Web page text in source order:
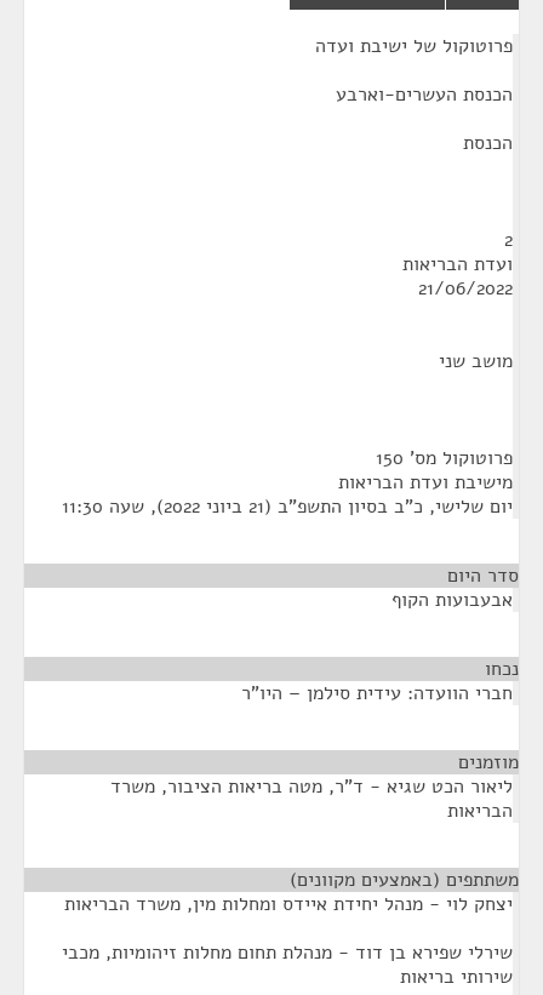
פרוטוקול של ישיבת ועדה
הכנסת העשרים-וארבע
הכנסת
2
ועדת הבריאות
21/06/2022
מושב שני
פרוטוקול מס' 150
מישיבת ועדת הבריאות
יום שלישי, כ"ב בסיון התשפ"ב (21 ביוני 2022), שעה 11:30
סדר היום
אבעבועות הקוף
נכחו
חברי הוועדה: עידית סילמן – היו"ר
מוזמנים
ליאור הכט שגיא - ד"ר, מטה בריאות הציבור, משרד
הבריאות
משתתפים (באמצעים מקוונים)
יצחק לוי - מנהל יחידת איידס ומחלות מין, משרד הבריאות
שירלי שפירא בן דוד - מנהלת תחום מחלות זיהומיות, מכבי
שירותי בריאות